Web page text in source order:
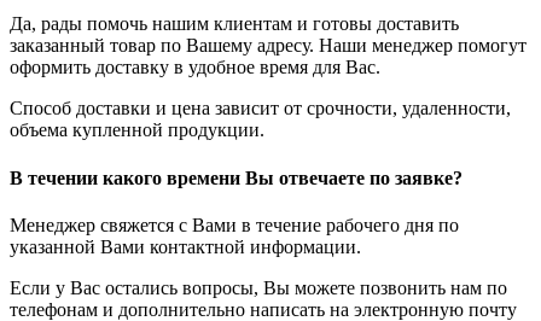
Да, рады помочь нашим клиентам и готовы доставить
заказанный товар по Вашему адресу. Наши менеджер помогут
оформить доставку в удобное время для Вас.
Способ доставки и цена зависит от срочности, удаленности,
объема купленной продукции.
В течении какого времени Вы отвечаете по заявке?
Менеджер свяжется с Вами в течение рабочего дня по
указанной Вами контактной информации.
Если у Вас остались вопросы, Вы можете позвонить нам по
телефонам и дополнительно написать на электронную почту